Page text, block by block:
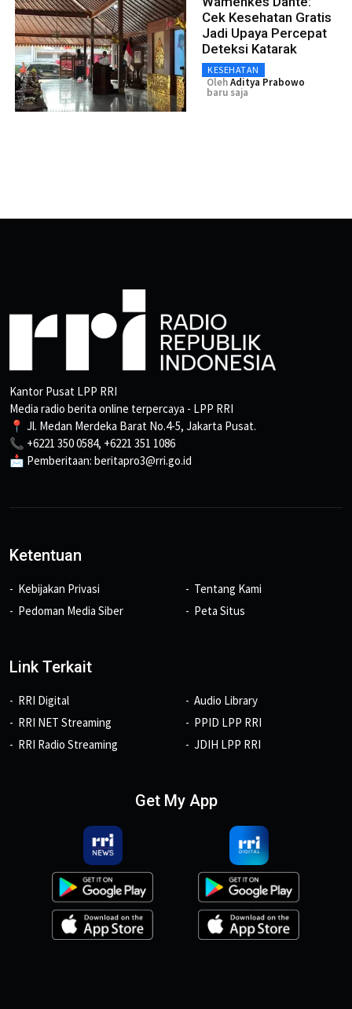
Cek Kesehatan Gratis
Jadi Upaya Percepat
Deteksi Katarak
KESEHATAN
OlehAditya Prabowo
baru saja
Kantor Pusat LPP RRI
Media radio berita online terpercaya - LPP RRI
📍 Jl. Medan Merdeka Barat No.4-5, Jakarta Pusat.
📞 +6221 350 0584, +6221 351 1086
📩 Pemberitaan: beritapro3@rri.go.id
Ketentuan
Kebijakan Privasi
Pedoman Media Siber
Tentang Kami
Peta Situs
Link Terkait
RRI Digital
RRI NET Streaming
RRI Radio Streaming
Audio Library
PPID LPP RRI
JDIH LPP RRI
Get My App